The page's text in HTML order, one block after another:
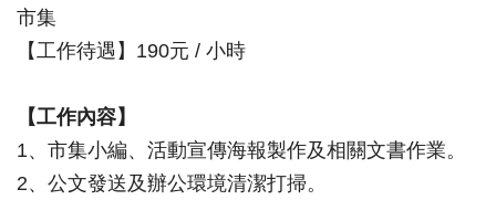
市集
【工作待遇】190元 / 小時
【工作內容】
1、​市集小編、活動宣傳海報製作及相關文書作業。
2、​公文發送​及辦公環境清潔打掃。